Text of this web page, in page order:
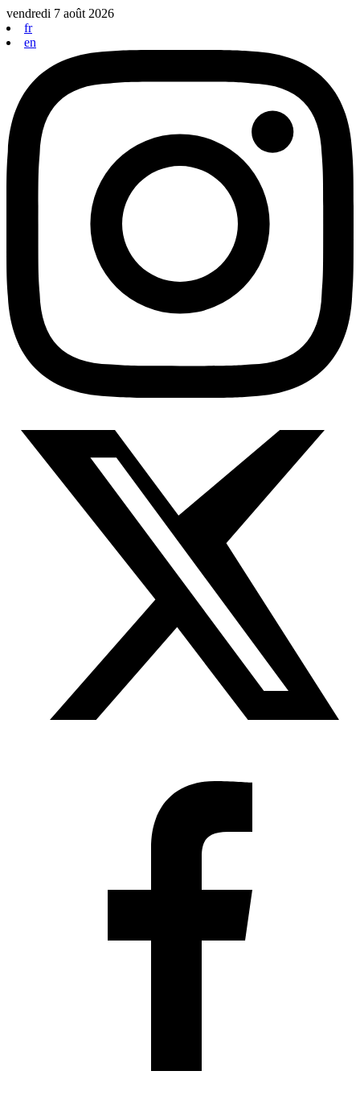
Aller
au
contenu
vendredi 7 août 2026
fr
en